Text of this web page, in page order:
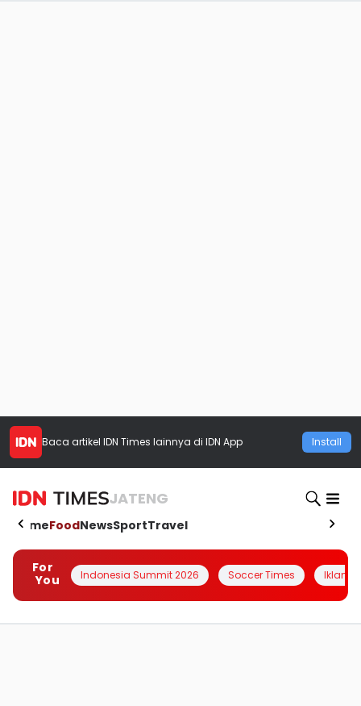
Baca artikel IDN Times lainnya di IDN App Install
JATENG
HomeFoodNewsSportTravel
For
You
Indonesia Summit 2026 Soccer Times Iklanin